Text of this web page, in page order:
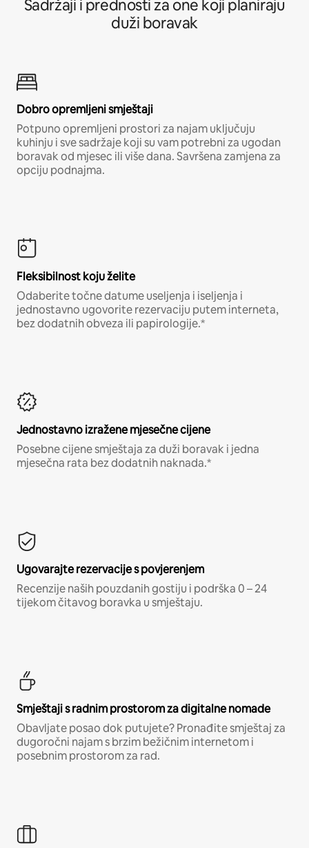
Sadržaji i prednosti za one koji planiraju
duži boravak
Dobro opremljeni smještaji
Potpuno opremljeni prostori za najam uključuju
kuhinju i sve sadržaje koji su vam potrebni za ugodan
boravak od mjesec ili više dana. Savršena zamjena za
opciju podnajma.
Fleksibilnost koju želite
Odaberite točne datume useljenja i iseljenja i
jednostavno ugovorite rezervaciju putem interneta,
bez dodatnih obveza ili papirologije.*
Jednostavno izražene mjesečne cijene
Posebne cijene smještaja za duži boravak i jedna
mjesečna rata bez dodatnih naknada.*
Ugovarajte rezervacije s povjerenjem
Recenzije naših pouzdanih gostiju i podrška 0 – 24
tijekom čitavog boravka u smještaju.
Smještaji s radnim prostorom za digitalne nomade
Obavljate posao dok putujete? Pronađite smještaj za
dugoročni najam s brzim bežičnim internetom i
posebnim prostorom za rad.